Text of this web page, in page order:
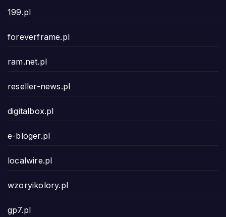
199.pl
foreverframe.pl
ram.net.pl
reseller-news.pl
digitalbox.pl
e-bloger.pl
localwire.pl
wzoryikolory.pl
gp7.pl